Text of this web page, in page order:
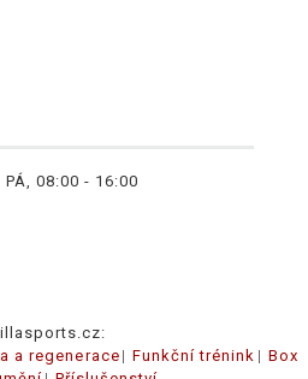
PÁ, 08:00 - 16:00
a regenerace Funkční trénink
Box